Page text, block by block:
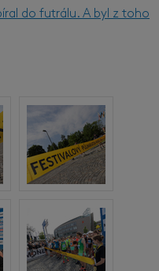
do futrálu. A byl z toho